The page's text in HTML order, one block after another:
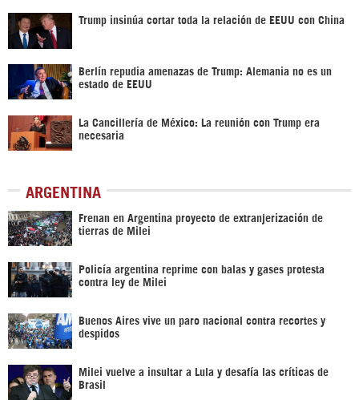
Trump insinúa cortar toda la relación de EEUU con China
Berlín repudia amenazas de Trump: Alemania no es un
estado de EEUU
La Cancillería de México: La reunión con Trump era
necesaria
ARGENTINA
Frenan en Argentina proyecto de extranjerización de
tierras de Milei
Policía argentina reprime con balas y gases protesta
contra ley de Milei
Buenos Aires vive un paro nacional contra recortes y
despidos
Milei vuelve a insultar a Lula y desafía las críticas de
Brasil